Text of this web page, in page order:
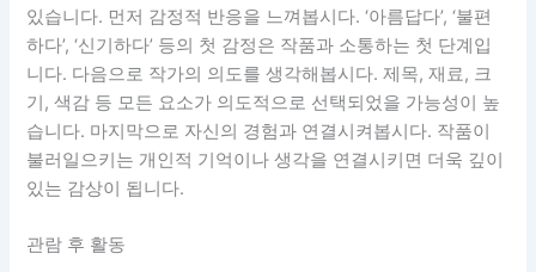
있습니다. 먼저 감정적 반응을 느껴봅시다. ‘아름답다’, ‘불편
하다’, ‘신기하다’ 등의 첫 감정은 작품과 소통하는 첫 단계입
니다. 다음으로 작가의 의도를 생각해봅시다. 제목, 재료, 크
기, 색감 등 모든 요소가 의도적으로 선택되었을 가능성이 높
습니다. 마지막으로 자신의 경험과 연결시켜봅시다. 작품이
불러일으키는 개인적 기억이나 생각을 연결시키면 더욱 깊이
있는 감상이 됩니다.
관람 후 활동